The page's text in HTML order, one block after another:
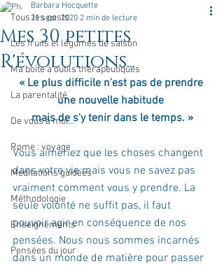
Tous les posts
Les fruits et légumes de saison
Ma boîte à outils thérapeutiques
La parentalité
De vous à moi...
Rome : voyage
Méditations guidées
Méthodologie
Enseignements
Pensées du jour
Mes 30 petites
R'évolutions...
Barbara Hocquette
21 sept. 2020 2 min de lecture
« Le plus difficile n'est pas de prendre
une nouvelle habitude
mais de s'y tenir dans le temps. »
Vous aimeriez que les choses changent
dans votre vie mais vous ne savez pas
vraiment comment vous y prendre. La
seule volonté ne suffit pas, il faut
pouvoir agir en conséquence de nos
pensées. Nous nous sommes incarnés
dans un monde de matière pour passer